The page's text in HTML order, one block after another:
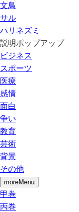
文鳥
サル
ハリネズミ
説明ポップアップ
ビジネス
スポーツ
医療
感情
面白
争い
教育
芸術
背景
その他
moreMenu
甲巻
丙巻